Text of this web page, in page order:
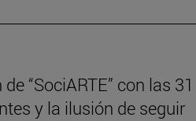
“SociARTE” con las 31
y la ilusión de seguir